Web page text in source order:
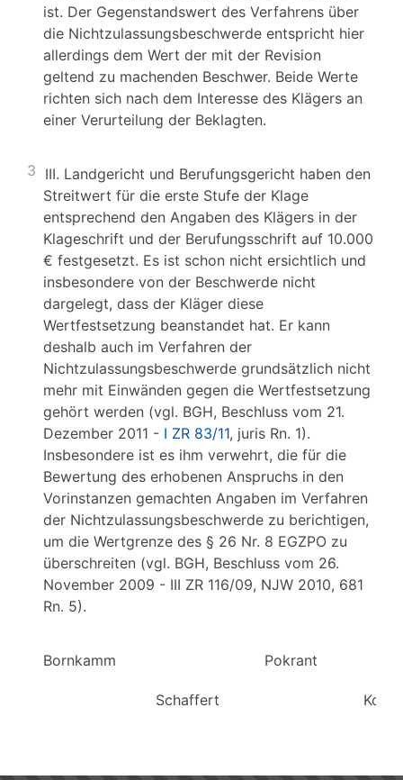
ist. Der Gegenstandswert des Verfahrens über
die Nichtzulassungsbeschwerde entspricht hier
allerdings dem Wert der mit der Revision
geltend zu machenden Beschwer. Beide Werte
richten sich nach dem Interesse des Klägers an
einer Verurteilung der Beklagten.
3 III. Landgericht und Berufungsgericht haben den
Streitwert für die erste Stufe der Klage
entsprechend den Angaben des Klägers in der
Klageschrift und der Berufungsschrift auf 10.000
€ festgesetzt. Es ist schon nicht ersichtlich und
insbesondere von der Beschwerde nicht
dargelegt, dass der Kläger diese
Wertfestsetzung beanstandet hat. Er kann
deshalb auch im Verfahren der
Nichtzulassungsbeschwerde grundsätzlich nicht
mehr mit Einwänden gegen die Wertfestsetzung
gehört werden (vgl. BGH, Beschluss vom 21.
Dezember 2011 - I ZR 83/11, juris Rn. 1).
Insbesondere ist es ihm verwehrt, die für die
Bewertung des erhobenen Anspruchs in den
Vorinstanzen gemachten Angaben im Verfahren
der Nichtzulassungsbeschwerde zu berichtigen,
um die Wertgrenze des § 26 Nr. 8 EGZPO zu
überschreiten (vgl. BGH, Beschluss vom 26.
November 2009 - III ZR 116/09, NJW 2010, 681
Rn. 5).
Bornkamm Pokrant
Schaffert Koch